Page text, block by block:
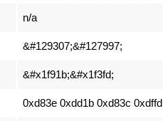
n/a
&#129307;&#127997;
&#x1f91b;&#x1f3fd;
0xd83e 0xdd1b 0xd83c 0xdffd